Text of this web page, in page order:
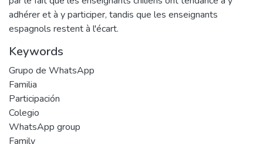
adhérer et à y participer, tandis que les enseignants
espagnols restent à l'écart.
Keywords
Grupo de WhatsApp
Familia
Participación
Colegio
WhatsApp group
Family